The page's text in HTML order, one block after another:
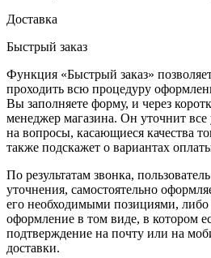
Доставка
Быстрый заказ
Функция «Быстрый заказ»
проходить всю процедуру
Вы заполняете форму, и через
менеджер магазина. Он уточнит все
на вопросы, касающиеся качества
также подскажет о вариантах
По результатам звонка,
уточнения, самостоятельно
его необходимыми позициями, либо
оформление в том виде, в котором
подтверждение на почту или на
доставки.